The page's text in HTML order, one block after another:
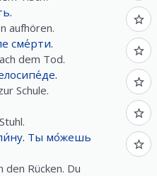
.
aufhören.
сме́рти.
dem Tod.
.
Schule.
. Ты мо́жешь
den Rücken. Du